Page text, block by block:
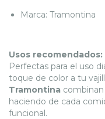
Marca: Tramontina
Usos recomendados:
Perfectas para el uso
toque de color a tu
Tramontina combinan
haciendo de cada
funcional.